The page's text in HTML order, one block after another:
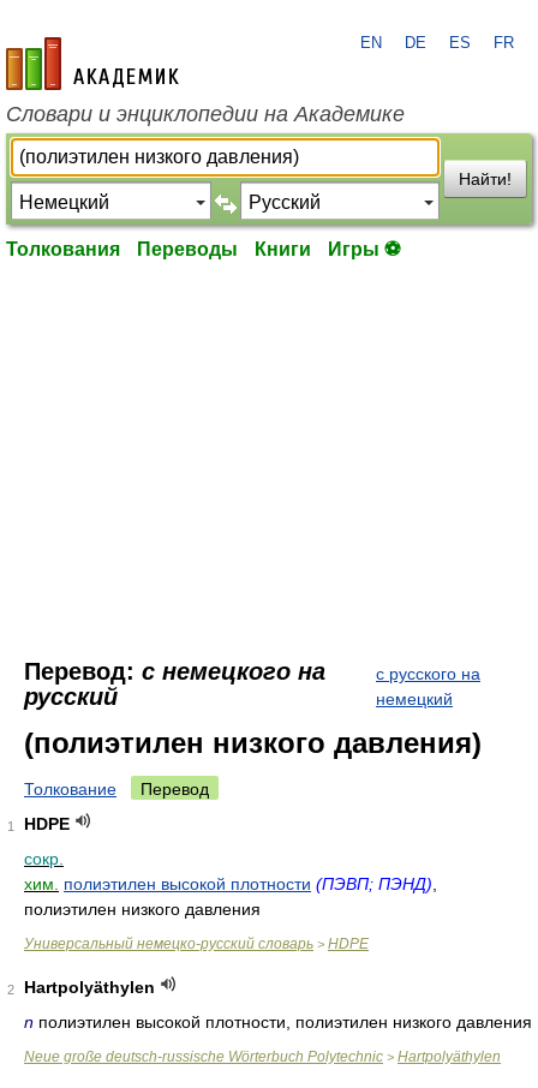
academic.ru
EN DE ES FR
Словари и энциклопедии на Академике
Найти!
Толкования Переводы Книги Игры ⚽
Перевод: с немецкого на
русский
с русского на
немецкий
(полиэтилен низкого давления)
Толкование Перевод
1
HDPE
сокр.
хим.
полиэтилен высокой плотности (ПЭВП; ПЭНД)
полиэтилен низкого давления
Универсальный немецко-русский словарь > HDPE
2
Hartpolyäthylen
n полиэтилен высокой плотности, полиэтилен низкого давления
Neue große deutsch-russische Wörterbuch Polytechnic > Hartpolyäthylen